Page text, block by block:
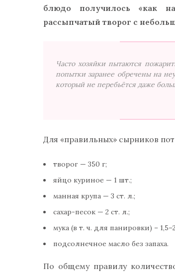
блюдо получилось «как
рассыпчатый творог с
Часто хозяйки пытаются
попытки заранее обречены на
который не перебьётся даже
Для «правильных» сырников
творог — 350 г;
яйцо куриное — 1 шт.;
манная крупа — 3 ст. л.;
сахар-песок — 2 ст. л.;
мука (в т. ч. для панировки) –
подсолнечное масло без запаха.
По общему правилу